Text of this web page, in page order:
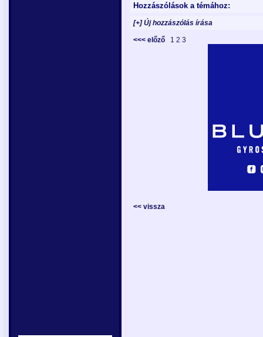
Hozzászólások a témához:
[+] Új hozzászólás írása
<<< előző 1 2 3
<< vissza